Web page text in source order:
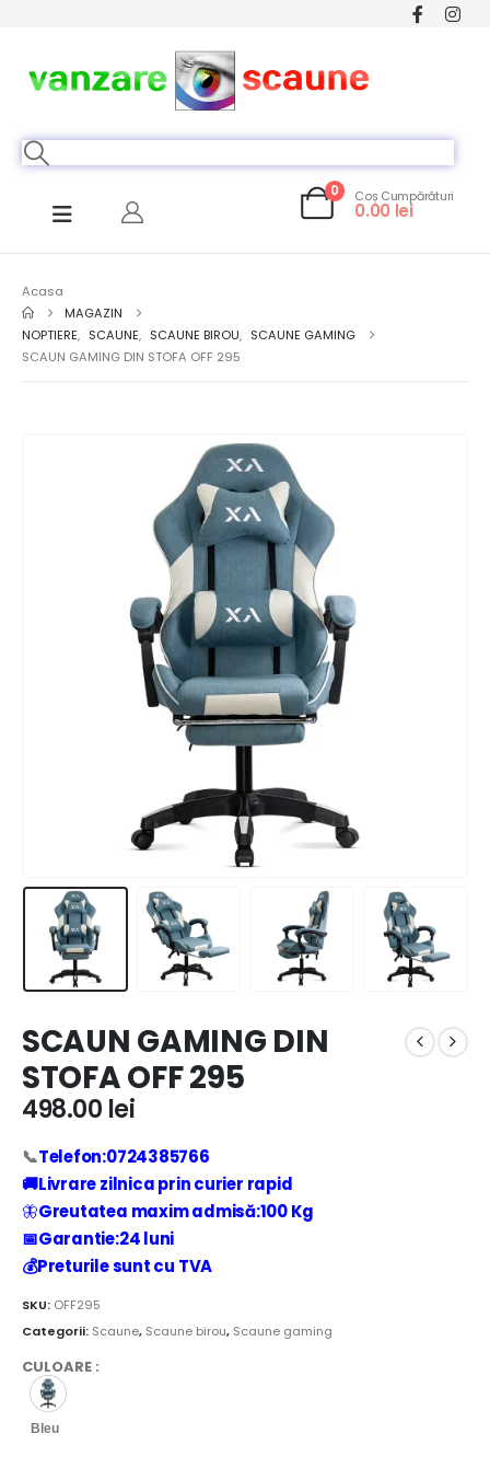
0 Coș Cumpărături
0.00 lei
Acasa
MAGAZIN
NOPTIERE, SCAUNE, SCAUNE BIROU, SCAUNE GAMING
SCAUN GAMING DIN STOFA OFF 295
SCAUN GAMING DIN
STOFA OFF 295
498.00 lei
📞Telefon:0724385766
🚚Livrare zilnica prin curier rapid
🦋Greutatea maxim admisă:100 Kg
📅Garantie:24 luni
💰Preturile sunt cu TVA
SKU: OFF295
Categorii: Scaune, Scaune birou, Scaune gaming
CULOARE :
Bleu